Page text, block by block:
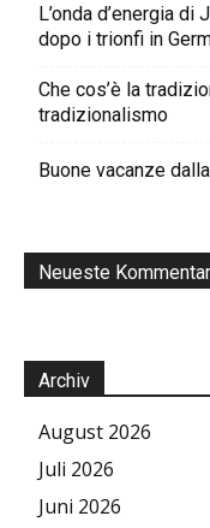
L’onda d’energia
dopo i trionfi in
Che cos’è la
tradizionalismo
Buone vacanze
Neueste
Archiv
August 2026
Juli 2026
Juni 2026